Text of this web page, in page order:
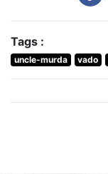
Tags :
uncle-murda vado